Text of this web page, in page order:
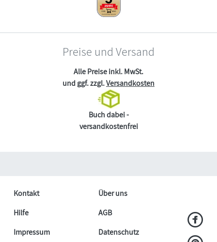
Preise und Versand
Alle Preise inkl. MwSt.
und ggf. zzgl.Versandkosten
Buch dabei -
versandkostenfrei
Kontakt
Über uns
Hilfe
AGB
Impressum
Datenschutz